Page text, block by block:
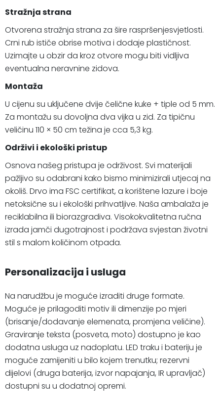
Stražnja strana
Otvorena stražnja strana za šire raspršenjesvjetlosti.
Crni rub ističe obrise motiva i dodaje plastičnost.
Uzimajte u obzir da kroz otvore mogu biti vidljiva
eventualna neravnine zidova.
Montaža
U cijenu su uključene dvije čelične kuke + tiple od 5 mm.
Za montažu su dovoljna dva vijka u zid. Za tipičnu
veličinu 110 × 50 cm težina je cca 5,3 kg.
Održivi i ekološki pristup
Osnova našeg pristupa je održivost. Svi materijali
pažljivo su odabrani kako bismo minimizirali utjecaj na
okoliš. Drvo ima FSC certifikat, a korištene lazure i boje
netoksične su i ekološki prihvatljive. Naša ambalaža je
reciklabilna ili biorazgradiva. Visokokvalitetna ručna
izrada jamči dugotrajnost i podržava svjestan životni
stil s malom količinom otpada.
Personalizacija i usluga
Na narudžbu je moguće izraditi druge formate.
Moguće je prilagoditi motiv ili dimenzije po mjeri
(brisanje/dodavanje elemenata, promjena veličine).
Graviranje teksta (posveta, moto) dostupno je kao
dodatna usluga uz nadoplatu. LED traku i bateriju je
moguće zamijeniti u bilo kojem trenutku; rezervni
dijelovi (druga baterija, izvor napajanja, IR upravljač)
dostupni su u dodatnoj opremi.